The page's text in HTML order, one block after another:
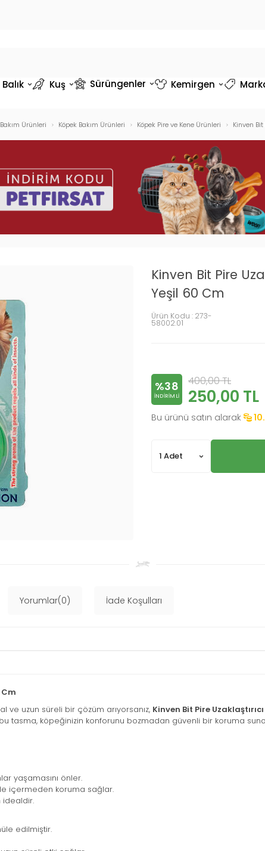
Balık Kuş Sürüngenler Kemirgen
Ürünleri Köpek Bakım Ürünleri Köpek Pire ve Kene Ürünleri Kinven
Kinven Bit Pire
Yeşil 60 Cm
Ürün Kodu : 273-
58002.01
%38
INDIRIMLI
400,00TL
250,00 TL
Bu ürünü satın alarak
Yorumlar(0) İade Koşulları
Cm
ve uzun süreli bir çözüm arıyorsanız, Kinven Bit Pire
tasma, köpeğinizin konforunu bozmadan güvenli bir koruma
yaşamasını önler.
içermeden koruma sağlar.
idealdir.
edilmiştir.